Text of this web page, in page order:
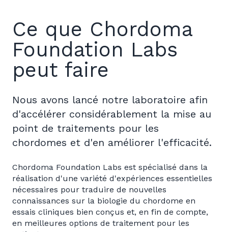
Ce que Chordoma
Foundation Labs
peut faire
Nous avons lancé notre laboratoire afin
d'accélérer considérablement la mise au
point de traitements pour les
chordomes et d'en améliorer l'efficacité.
Chordoma Foundation Labs est spécialisé dans la
réalisation d'une variété d'expériences essentielles
nécessaires pour traduire de nouvelles
connaissances sur la biologie du chordome en
essais cliniques bien conçus et, en fin de compte,
en meilleures options de traitement pour les